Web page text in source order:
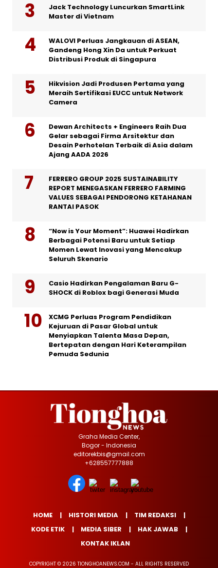
Jack Technology Luncurkan SmartLink
Master di Vietnam
WALOVI Perluas Jangkauan di ASEAN,
Gandeng Hong Xin Da untuk Perkuat
Distribusi Produk di Singapura
Hikvision Jadi Produsen Pertama yang
Meraih Sertifikasi EUCC untuk Network
Camera
Dewan Architects + Engineers Raih Dua
Gelar sebagai Firma Arsitektur dan
Desain Perhotelan Terbaik di Asia dalam
Ajang AADA 2026
FERRERO GROUP 2025 SUSTAINABILITY
REPORT MENEGASKAN FERRERO FARMING
VALUES SEBAGAI PENDORONG KETAHANAN
RANTAI PASOK
“Now is Your Moment”: Huawei Hadirkan
Berbagai Potensi Baru untuk Setiap
Momen Lewat Inovasi yang Mencakup
Seluruh Skenario
Casio Hadirkan Pengalaman Baru G-
SHOCK di Roblox bagi Generasi Muda
XCMG Perluas Program Pendidikan
Kejuruan di Pasar Global untuk
Menyiapkan Talenta Masa Depan,
Bertepatan dengan Hari Keterampilan
Pemuda Sedunia
Graha Media Center,
Bogor - Indonesia
editorekbis@gmail.com
+628557777888
HOME HISTORI MEDIA
TIM REDAKSI
KODE ETIK
MEDIA SIBER
HAK JAWAB
KONTAK IKLAN
COPYRIGHT © 2026 TIONGHOANEWS.COM - ALL RIGHTS RESERVED